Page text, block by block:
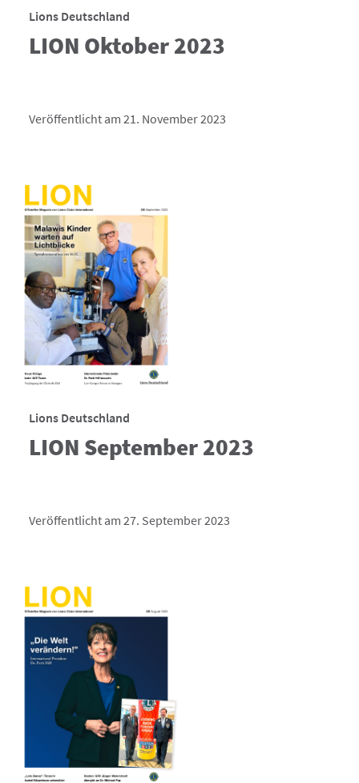
Lions Deutschland
LION Oktober 2023
Veröffentlicht am 21. November 2023
Lions Deutschland
LION September 2023
Veröffentlicht am 27. September 2023